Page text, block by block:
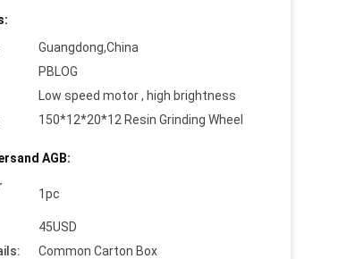
Guangdong,China
PBLOG
Low speed motor , high brightness
150*12*20*12 Resin Grinding Wheel
AGB:
1pc
45USD
Common Carton Box